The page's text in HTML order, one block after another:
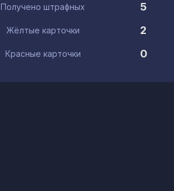
Получено штрафных
5
Жёлтые карточки
2
Красные карточки 0